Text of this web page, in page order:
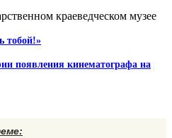
тобой!»
кинематографа на